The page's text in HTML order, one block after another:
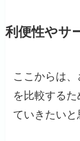
利便性やサ
ここからは
を比較する
ていきたいと